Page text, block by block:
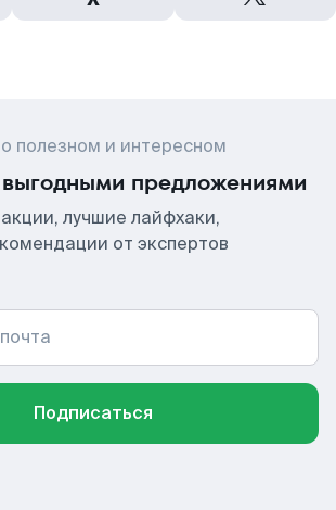
полезном и интересном
предложениями
лучшие лайфхаки,
от экспертов
Подписаться